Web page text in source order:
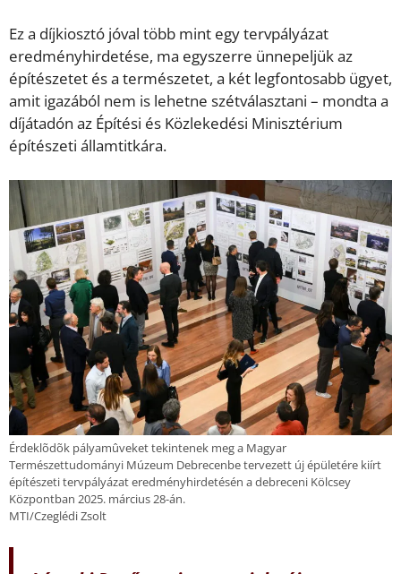
Ez a díjkiosztó jóval több mint egy tervpályázat
eredményhirdetése, ma egyszerre ünnepeljük az
építészetet és a természetet, a két legfontosabb ügyet,
amit igazából nem is lehetne szétválasztani – mondta a
díjátadón az Építési és Közlekedési Minisztérium
építészeti államtitkára.
Érdeklõdõk pályamûveket tekintenek meg a Magyar
Természettudományi Múzeum Debrecenbe tervezett új épületére kiírt
építészeti tervpályázat eredményhirdetésén a debreceni Kölcsey
Központban 2025. március 28-án.
MTI/Czeglédi Zsolt